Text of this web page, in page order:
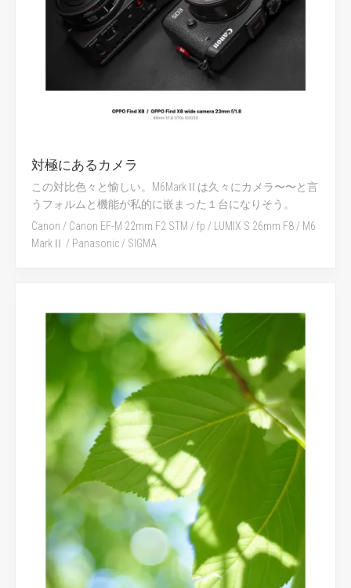
対極にあるカメラ
この対比色々と愉しい。M6MarkⅡは久々にカメラ〜〜と言
うフォルムと機能が私的に嵌まった１台になりそう。
Canon / Canon EF-M 22mm F2 STM /fp / LUMIX S 26mm F8 / M6
MarkⅡ / Panasonic / SIGMA